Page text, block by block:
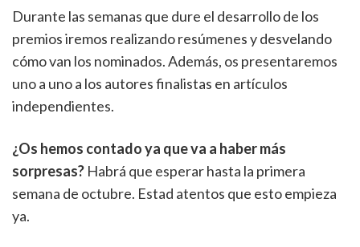
Durante las semanas que dure el desarrollo de los
premios iremos realizando resúmenes y desvelando
cómo van los nominados. Además, os presentaremos
uno a uno a los autores finalistas en artículos
independientes.
¿Os hemos contado ya que va a haber más
sorpresas? Habrá que esperar hasta la primera
semana de octubre. Estad atentos que esto empieza
ya.